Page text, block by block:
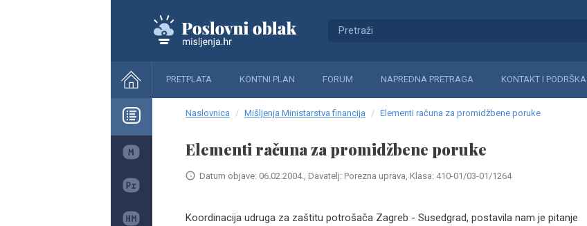
PRETPLATA KONTNI PLAN FORUM NAPREDNA PRETRAGA KONTAKT I PODRŠKA
Naslovnica Mišljenja Ministarstva financija Elementi računa za promidžbene poruke
Elementi računa za promidžbene poruke
Datum objave: 06.02.2004., Davatelj: Porezna uprava, Klasa: 410-01/03-01/1264
Koordinacija udruga za zaštitu potrošača Zagreb - Susedgrad, postavila nam je pitanje